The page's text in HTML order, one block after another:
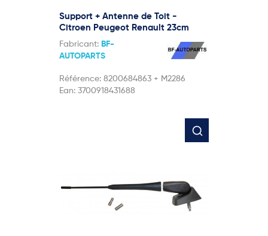
Support + Antenne de Toit -
Citroen Peugeot Renault 23cm
Fabricant: BF-
AUTOPARTS
Référence: 8200684863 + M2286
Ean: 3700918431688